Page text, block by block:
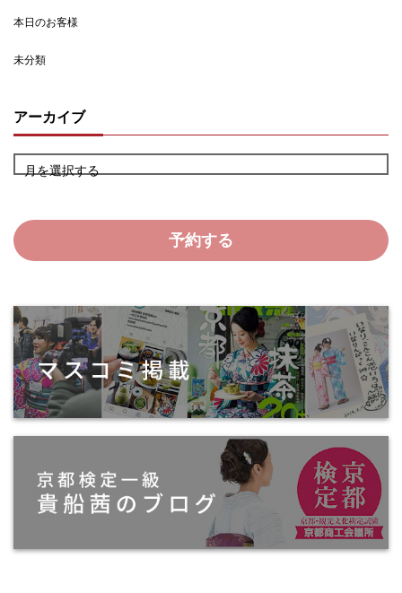
本日のお客様
未分類
アーカイブ
月を選択する
予約する